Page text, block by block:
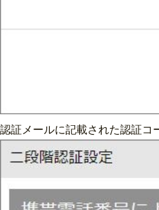
認証メールに記載された認証コ